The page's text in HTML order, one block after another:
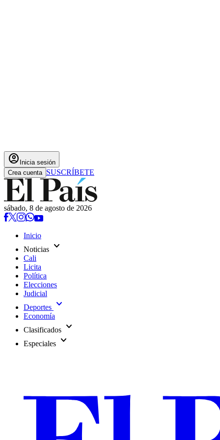
account_circle Inicia sesión
Crea cuenta SUSCRÍBETE
sábado, 8 de agosto de 2026
Inicio
Noticias expand_more
Cali
Licita
Política
Elecciones
Judicial
Deportes expand_more
Economía
Clasificados expand_more
Especiales expand_more